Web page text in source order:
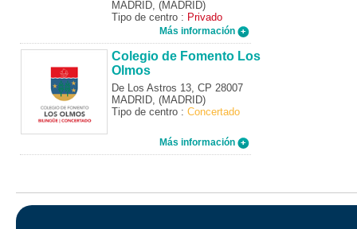
MADRID, (MADRID)
Tipo de centro : Privado
Más información
Colegio de Fomento Los
Olmos
De Los Astros 13, CP 28007
MADRID, (MADRID)
Tipo de centro : Concertado
Más información